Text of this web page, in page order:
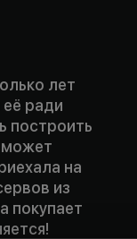
лет
ради
построить
может
на
из
покупает